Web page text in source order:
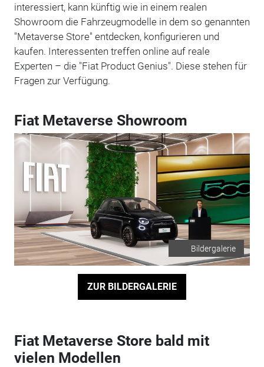
interessiert, kann künftig wie in einem realen
Showroom die Fahrzeugmodelle in dem so genannten
"Metaverse Store" entdecken, konfigurieren und
kaufen. Interessenten treffen online auf reale
Experten – die "Fiat Product Genius". Diese stehen für
Fragen zur Verfügung.
Fiat Metaverse Showroom
Bildergalerie
ZUR BILDERGALERIE
Fiat Metaverse Store bald mit
vielen Modellen